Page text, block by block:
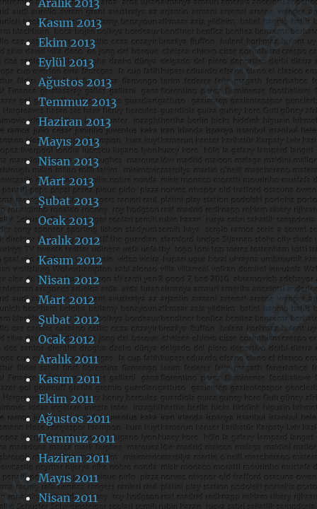
Kasım 2013
Ekim 2013
Eylül 2013
Ağustos 2013
Temmuz 2013
Haziran 2013
Mayıs 2013
Nisan 2013
Mart 2013
Şubat 2013
Ocak 2013
Aralık 2012
Kasım 2012
Nisan 2012
Mart 2012
Şubat 2012
Ocak 2012
Aralık 2011
Kasım 2011
Ekim 2011
Ağustos 2011
Temmuz 2011
Haziran 2011
Mayıs 2011
Nisan 2011